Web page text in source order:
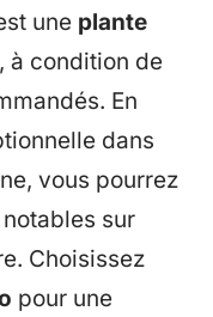
une plante
à condition de
En
dans
vous pourrez
sur
Choisissez
pour une